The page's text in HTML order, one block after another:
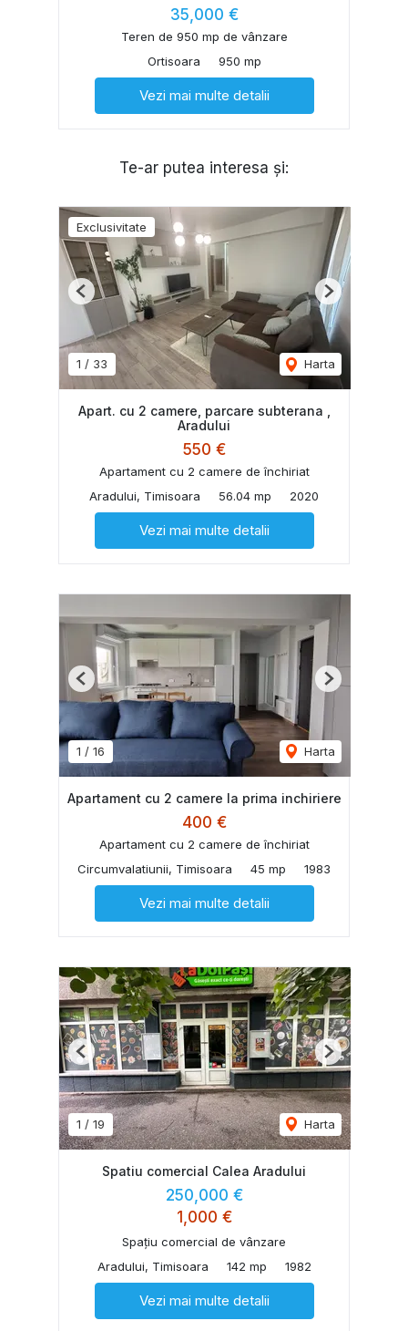
35,000 €
Teren de 950 mp de vânzare
Ortisoara
950 mp
Vezi mai multe detalii
Te-ar putea interesa și:
Exclusivitate
1 / 33 Harta
Previous Next
Apart. cu 2 camere, parcare subterana ,
Aradului
550 €
Apartament cu 2 camere de închiriat
Aradului, Timisoara
56.04 mp 2020
Vezi mai multe detalii
1 / 16 Harta
Previous Next
Apartament cu 2 camere la prima inchiriere
400 €
Apartament cu 2 camere de închiriat
Circumvalatiunii, Timisoara
45 mp 1983
Vezi mai multe detalii
1 / 19 Harta
Previous Next
Spatiu comercial Calea Aradului
250,000 €
1,000 €
Spațiu comercial de vânzare
Aradului, Timisoara
142 mp 1982
Vezi mai multe detalii